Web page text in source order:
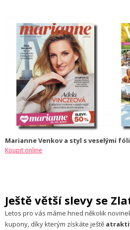
Marianne Venkov a styl s veselými
Koupit online
Ještě větší slevy se
Letos pro vás máme hned několik
kupony, díky kterým získáte ještě